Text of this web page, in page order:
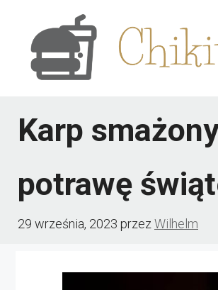
treści
Karp
potrawę
29 września, 2023 przezWilhelm